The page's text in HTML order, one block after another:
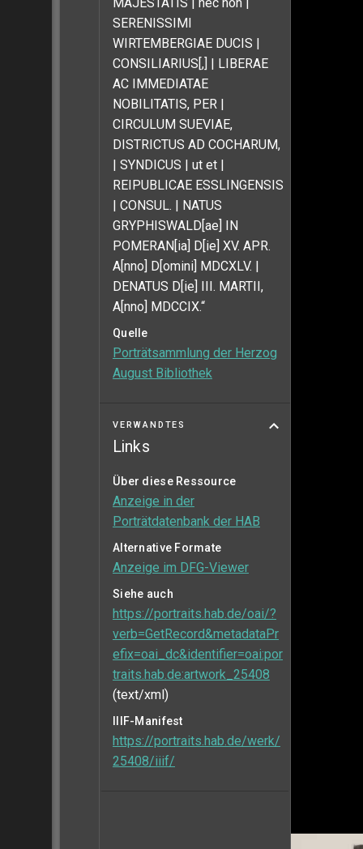
SERENISSIMI
WIRTEMBERGIAE DUCIS |
CONSILIARIUS[,] | LIBERAE
AC IMMEDIATAE
NOBILITATIS, PER |
CIRCULUM SUEVIAE,
DISTRICTUS AD COCHARUM,
| SYNDICUS | ut et |
REIPUBLICAE ESSLINGENSIS
| CONSUL. | NATUS
GRYPHISWALD[ae] IN
POMERAN[ia] D[ie] XV. APR.
A[nno] D[omini] MDCXLV. |
DENATUS D[ie] III. MARTII,
A[nno] MDCCIX.“
Quelle
Porträtsammlung der Herzog
August Bibliothek
VERWANDTES
Links
Über diese Ressource
Anzeige in der
Porträtdatenbank der HAB
Alternative Formate
Anzeige im DFG-Viewer
Siehe auch
https://portraits.hab.de/oai/?
verb=GetRecord&metadataPr
efix=oai_dc&identifier=oai:por
traits.hab.de:artwork_25408
(text/xml)
IIIF-Manifest
https://portraits.hab.de/werk/
25408/iiif/